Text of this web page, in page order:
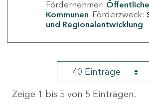
Fördernehmer:
Kommunen Förderzweck:
und Regionalentwicklung
40 Einträge
Zeige 1 bis 5 von 5 Einträgen.